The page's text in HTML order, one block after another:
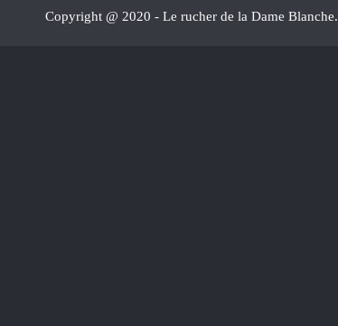
Copyright @ 2020 - Le rucher de la Dame Blanche.